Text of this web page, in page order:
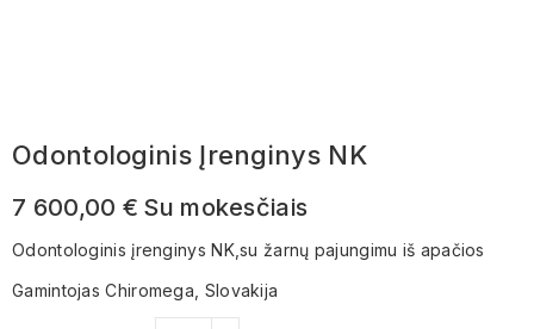
Odontologinis Įrenginys NK
7 600,00 € Su mokesčiais
Odontologinis įrenginys NK,su žarnų pajungimu iš apačios
Gamintojas Chiromega, Slovakija